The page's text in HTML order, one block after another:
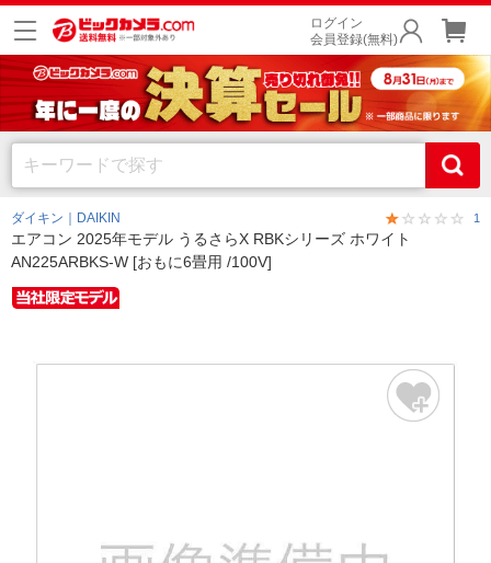
ログイン
会員登録(無料)
ダイキン｜DAIKIN 1
エアコン 2025年モデル うるさらX RBKシリーズ ホワイト
AN225ARBKS-W [おもに6畳用 /100V]